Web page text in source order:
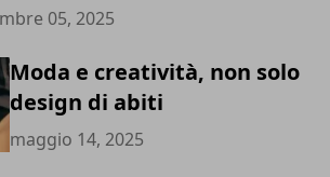
05, 2025
Moda e creatività, non solo
design di abiti
maggio 14, 2025